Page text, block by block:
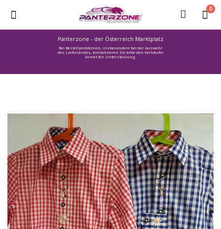
Panterzone - der Österreich Marktplatz
Bei Bestellproblemen, insbesondere bei der Auswahl
des Lieferlandes, kontaktieren Sie bitte den Verkäufer
direkt für Unterstützung.
0
Immozone
Service /
Hilfe
Warenmarkt
Lebensmittelmarkt
Baumarkt